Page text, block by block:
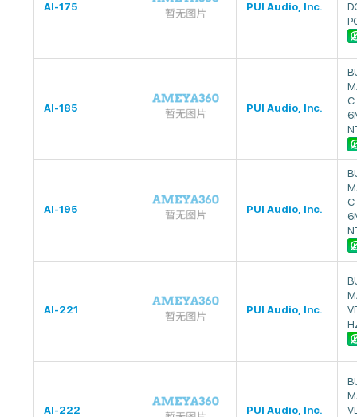
AI-175 PUI Audio, Inc.
AI-185 PUI Audio, Inc.
C
AI-195 PUI Audio, Inc.
C
AI-221 PUI Audio, Inc.
AI-222 PUI Audio, Inc.